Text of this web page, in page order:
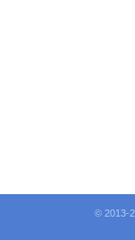
© 2013-